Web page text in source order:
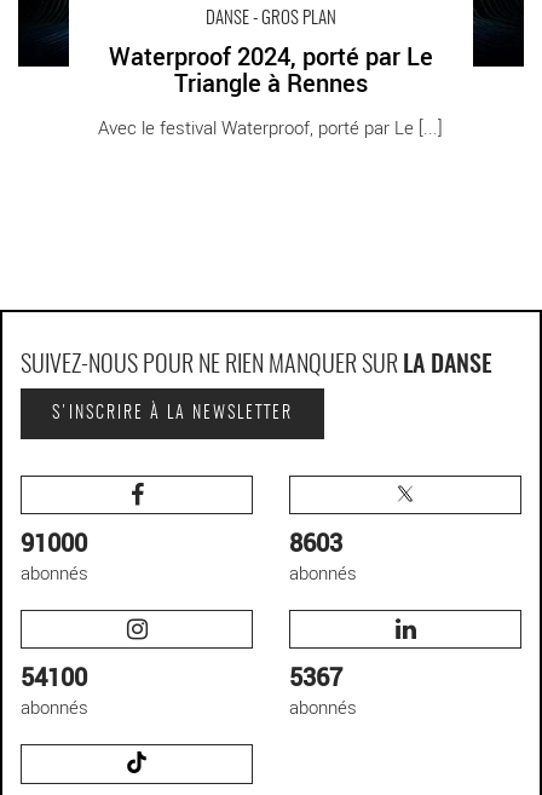
DANSE - GROS PLAN
Waterproof 2024, porté par Le
Triangle à Rennes
Avec le festival Waterproof, porté par Le [...]
SUIVEZ-NOUS POUR NE RIEN MANQUER SUR LA DANSE
S'INSCRIRE À LA NEWSLETTER
91000
abonnés
8603
abonnés
54100
abonnés
5367
abonnés